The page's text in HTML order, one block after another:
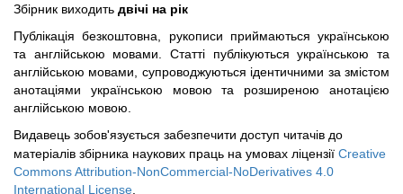
Збірник виходить двічі на рік
Публікація безкоштовна, рукописи приймаються українською
та англійською мовами. Статті публікуються українською та
англійською мовами, супроводжуються ідентичними за змістом
анотаціями українською мовою та розширеною анотацією
англійською мовою.
Видавець зобов'язується забезпечити доступ читачів до
матеріалів збірника наукових праць на умовах ліцензії Creative
Commons Attribution-NonCommercial-NoDerivatives 4.0
International License